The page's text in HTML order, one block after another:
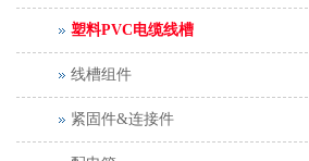
塑料PVC电缆线槽
线槽组件
紧固件&连接件